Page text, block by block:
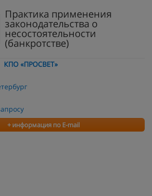
Практика применения
законодательства о
несостоятельности
(банкротстве)
КПО «ПРОСВЕТ»
+ информация по E-mail